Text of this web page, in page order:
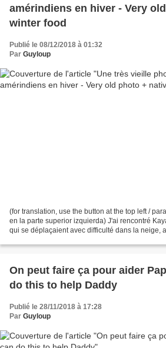
amérindiens en hiver - Very
winter food
Publié le 08/12/2018 à 01:32
Par Guyloup
(for translation, use the button at the top left /
en la parte superior izquierda) J'ai rencontré
qui se déplaçaient avec difficulté dans la neige,
On peut faire ça pour aider
do this to help Daddy
Publié le 28/11/2018 à 17:28
Par Guyloup